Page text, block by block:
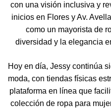
con una visión inclusiva y
inicios en Flores y Av.
como un mayorista de
diversidad y la elegancia
Hoy en día, Jessy continúa
moda, con tiendas físicas
plataforma en línea que
colección de ropa para